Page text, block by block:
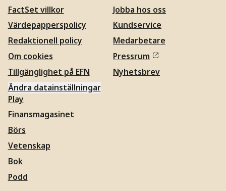
FactSet villkor
Värdepapperspolicy
Redaktionell policy
Om cookies
Tillgänglighet på EFN
Ändra datainställningar
Jobba hos oss
Kundservice
Medarbetare
Pressrum
Nyhetsbrev
Play
Finansmagasinet
Börs
Vetenskap
Bok
Podd